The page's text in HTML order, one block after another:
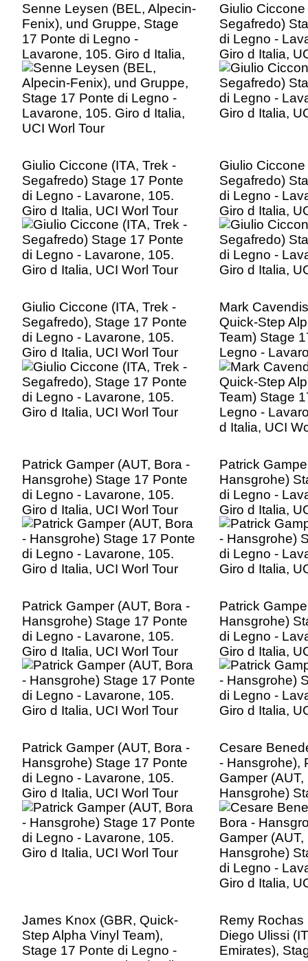
Senne Leysen (BEL, Alpecin-
Fenix), und Gruppe, Stage
17 Ponte di Legno -
Lavarone, 105. Giro d Italia,
UCI Worl Tour
Giulio Ciccone
Segafredo)
di Legno -
Giro d Italia,
Giulio Ciccone (ITA, Trek -
Segafredo) Stage 17 Ponte
di Legno - Lavarone, 105.
Giro d Italia, UCI Worl Tour
Giulio Ciccone
Segafredo)
di Legno -
Giro d Italia,
Giulio Ciccone (ITA, Trek -
Segafredo), Stage 17 Ponte
di Legno - Lavarone, 105.
Giro d Italia, UCI Worl Tour
Mark
Quick-Step
Team) Stage
Legno -
d Italia, UCI
Patrick Gamper (AUT, Bora -
Hansgrohe) Stage 17 Ponte
di Legno - Lavarone, 105.
Giro d Italia, UCI Worl Tour
Patrick
Hansgrohe)
di Legno -
Giro d Italia,
Patrick Gamper (AUT, Bora -
Hansgrohe) Stage 17 Ponte
di Legno - Lavarone, 105.
Giro d Italia, UCI Worl Tour
Patrick
Hansgrohe)
di Legno -
Giro d Italia,
Patrick Gamper (AUT, Bora -
Hansgrohe) Stage 17 Ponte
di Legno - Lavarone, 105.
Giro d Italia, UCI Worl Tour
Cesare
- Hansgrohe),
Gamper (AUT,
Hansgrohe)
di Legno -
Giro d Italia,
James Knox (GBR, Quick-
Step Alpha Vinyl Team),
Stage 17 Ponte di Legno -
Remy Rochas
Diego Ulissi
Emirates),